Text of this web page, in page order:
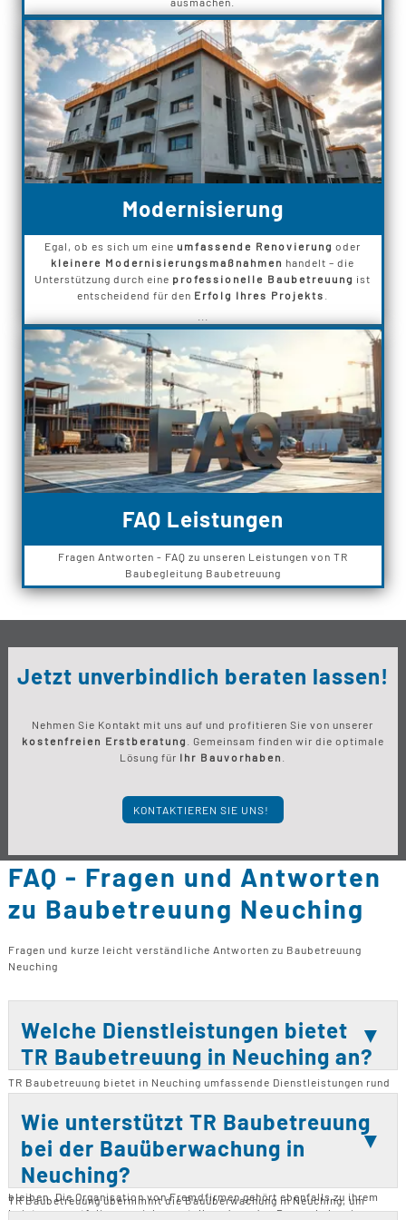
Modernisierung
Egal, ob es sich um eineumfassende Renovierung oder
kleinere Modernisierungsmaßnahmen handelt – die
Unterstützung durch eine professionelle Baubetreuung ist
entscheidend für den Erfolg Ihres Projekts
FAQ Leistungen
Fragen Antworten - FAQ zu unseren Leistungen von TR
Baubegleitung Baubetreuung
Jetzt unverbindlich beraten lassen!
Nehmen Sie Kontakt mit uns auf und profitieren Sie von unserer
kostenfreien Erstberatung
. Gemeinsam finden wir die optimale
Lösung für Ihr Bauvorhaben
KONTAKTIEREN SIE UNS!
FAQ - Fragen und Antworten
zu Baubetreuung Neuching
Fragen und kurze leicht verständliche Antworten zu Baubetreuung
Neuching
Welche Dienstleistungen bietet
TR Baubetreuung in Neuching an?
TR Baubetreuung bietet in Neuching umfassende Dienstleistungen rund
Bausanierungen, Bau Modernisierungen und Umbauten. Zudem bieten
sie Bauberatungen und Kaufberatungen an und arbeiten eng mit
Architekten zusammen, um eine reibungslose Projektabwicklung zu
gewährleisten. Auch bei Fix & Flip Projekten stehen sie zur Verfügung
und sorgen dafür, dass alle Arbeiten im Zeit- und Kostenrahmen
bleiben. Die Organisation von Fremdfirmen gehört ebenfalls zu ihrem
Leistungsportfolio, um sicherzustellen, dass das Bauvorhaben im
Wie unterstützt TR Baubetreuung
bei der Bauüberwachung in
Neuching?
TR Baubetreuung übernimmt die Bauüberwachung in Neuching, um